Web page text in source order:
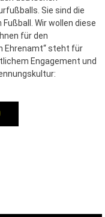
Sie sind die
Wir wollen diese
für den
Ehrenamt“ steht für
Engagement und